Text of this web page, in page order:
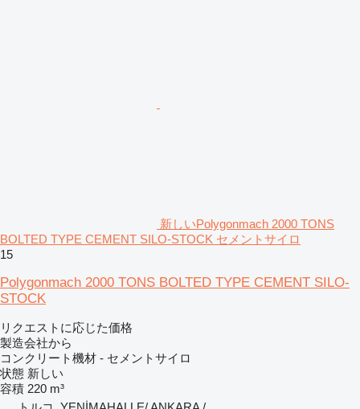
新しいPolygonmach 2000 TONS
BOLTED TYPE CEMENT SILO-STOCK セメントサイロ
15
Polygonmach 2000 TONS BOLTED TYPE CEMENT SILO-
STOCK
リクエストに応じた価格
製造会社から
コンクリート機材 - セメントサイロ
状態 新しい
容積 220 m³